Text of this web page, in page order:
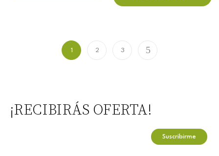
1 2 3
¡RECIBIRÁS OFERTA!